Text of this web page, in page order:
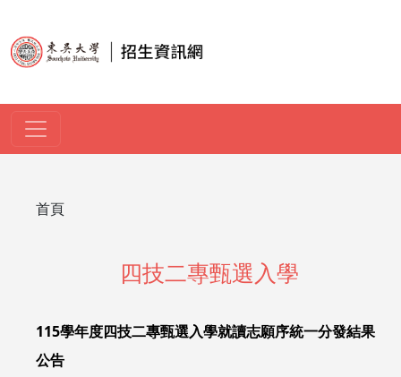
導航連結
首頁
四技二專甄選入學
115學年度四技二專甄選入學就讀志願序統一分發結果
公告